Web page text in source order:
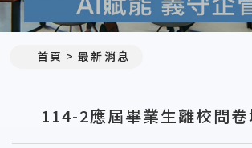
首頁 最新消息
114-2應屆畢業生離校問